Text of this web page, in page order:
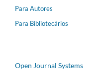
Para Autores
Para Bibliotecários
Open Journal Systems